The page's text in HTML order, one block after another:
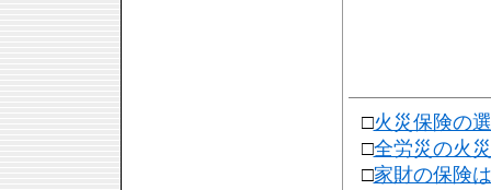
□火災保険の
□全労災の火
□家財の保険